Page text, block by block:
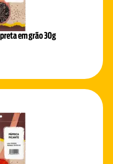
em grão 30g